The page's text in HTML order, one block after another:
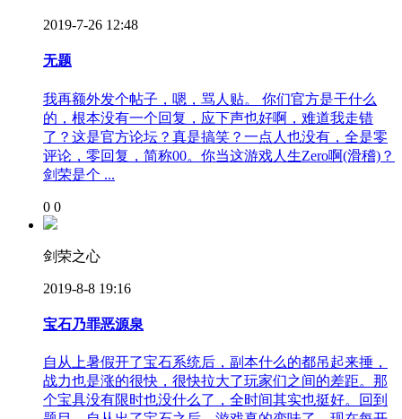
2019-7-26 12:48
无题
我再额外发个帖子，嗯，骂人贴。 你们官方是干什么
的，根本没有一个回复，应下声也好啊，难道我走错
了？这是官方论坛？真是搞笑？一点人也没有，全是零
评论，零回复，简称00。你当这游戏人生Zero啊(滑稽)？
剑荣是个 ...
0 0
剑荣之心
2019-8-8 19:16
宝石乃罪恶源泉
自从上暑假开了宝石系统后，副本什么的都吊起来捶，
战力也是涨的很快，很快拉大了玩家们之间的差距。那
个宝具没有限时也没什么了，全时间其实也挺好。回到